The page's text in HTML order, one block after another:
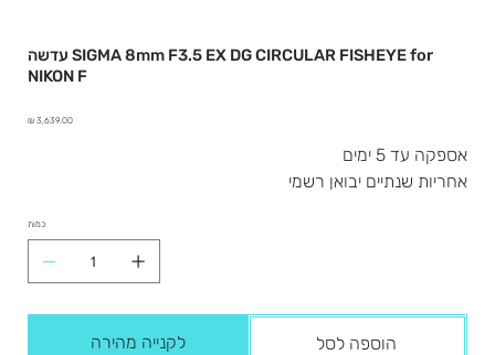
עדשה SIGMA 8mm F3.5 EX DG CIRCULAR FISHEYE for
NIKON F
מחיר ‏3,639.00 ‏₪
אספקה עד 5 ימים
אחריות שנתיים יבואן רשמי
כמות
הוספה לסל לקנייה מהירה